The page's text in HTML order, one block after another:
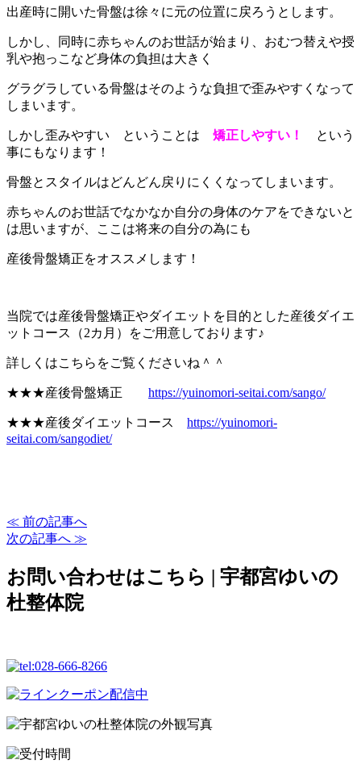
出産時に開いた骨盤は徐々に元の位置に戻ろうとします。
しかし、同時に赤ちゃんのお世話が始まり、おむつ替えや授
乳や抱っこなど身体の負担は大きく
グラグラしている骨盤はそのような負担で歪みやすくなって
しまいます。
しかし歪みやすい ということは 矯正しやすい！
という
事にもなります！
骨盤とスタイルはどんどん戻りにくくなってしまいます。
赤ちゃんのお世話でなかなか自分の身体のケアをできないと
は思いますが、ここは将来の自分の為にも
産後骨盤矯正をオススメします！
当院では産後骨盤矯正やダイエットを目的とした産後ダイエ
ットコース（2カ月）をご用意しております♪
詳しくはこちらをご覧くださいね＾＾
★★★産後骨盤矯正 https://yuinomori-seitai.com/sango/
★★★産後ダイエットコース https://yuinomori-
seitai.com/sangodiet/
≪ 前の記事へ
次の記事へ ≫
お問い合わせはこちら | 宇都宮ゆいの
杜整体院